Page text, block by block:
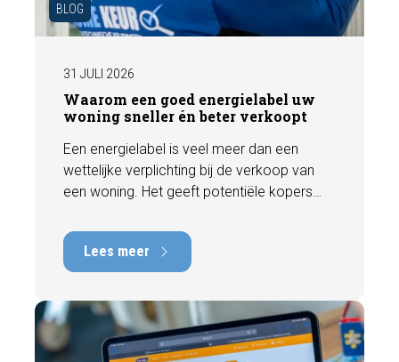
BLOG
31 JULI 2026
Waarom een goed energielabel uw
woning sneller én beter verkoopt
Een energielabel is veel meer dan een
wettelijke verplichting bij de verkoop van
een woning. Het geeft potentiële kopers
woning en kan een positieve invloed
hebben op de verkoopbaarheid en waarde.
In deze blog leggen we uit waarom een
actueel energielabel belangrijk is en hoe u
ervoor zorgt dat uw woning optimaal wordt
gepresenteerd aan de markt.
Lees meer